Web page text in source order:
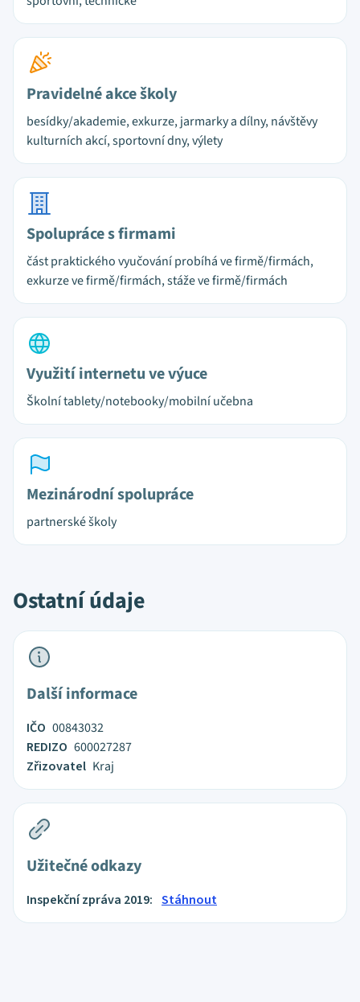
Pravidelné akce školy
besídky/akademie, exkurze, jarmarky a dílny, návštěvy
kulturních akcí, sportovní dny, výlety
Spolupráce s firmami
část praktického vyučování probíhá ve firmě/firmách,
exkurze ve firmě/firmách, stáže ve firmě/firmách
Využití internetu ve výuce
Školní tablety/notebooky/mobilní učebna
Mezinárodní spolupráce
partnerské školy
Ostatní údaje
Další informace
IČO 00843032
REDIZO 600027287
Zřizovatel Kraj
Užitečné odkazy
Inspekční zpráva 2019: Stáhnout